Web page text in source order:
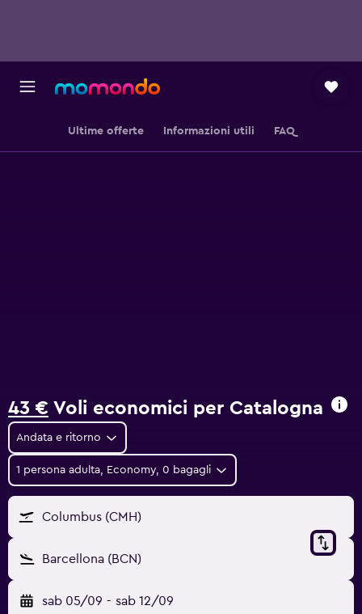
Ultime offerte Informazioni utili FAQ
43 € Voli economici per Catalogna
Andata e ritorno
1 persona adulta, Economy, 0 bagagli
Columbus (CMH)
Barcellona (BCN)
sab 05/09 - sab 12/09